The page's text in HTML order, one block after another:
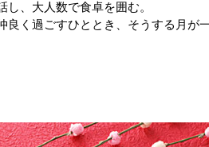
、大人数で食卓を囲む。
良く過ごすひととき、そうする月が